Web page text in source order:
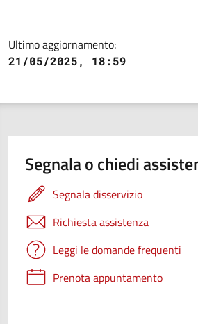
Ultimo aggiornamento:
21/05/2025, 18:59
Segnala o chiedi
Segnala disservizio
Richiesta assistenza
Leggi le domande frequenti
Prenota appuntamento